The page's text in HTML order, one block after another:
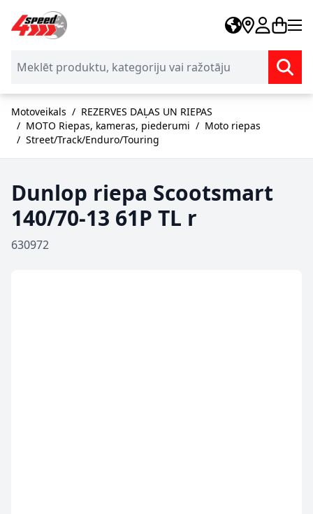
Skip to Content
Motoveikals / REZERVES DAĻAS UN RIEPAS
/ MOTO Riepas, kameras, piederumi / Moto riepas
/ Street/Track/Enduro/Touring
Dunlop riepa Scootsmart
140/70-13 61P TL r
630972